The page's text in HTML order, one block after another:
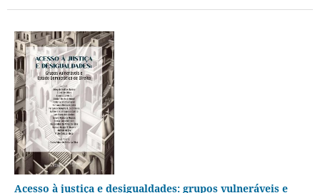
Acesso à justiça e desigualdades: grupos vulneráveis e